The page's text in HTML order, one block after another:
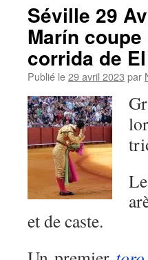
Séville 29
Marín
corrida de
Publié le29 avril 2023 par
et de caste.